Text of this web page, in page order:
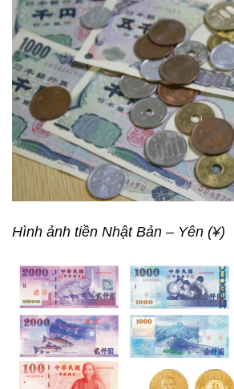
Hình ảnh tiền Nhật Bản – Yên (¥)